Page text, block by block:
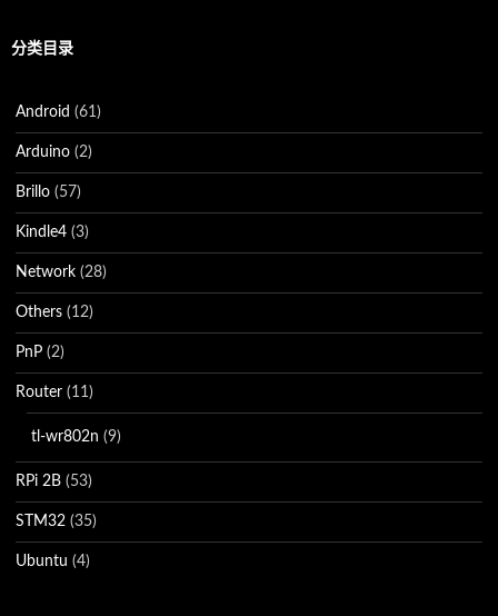
分类目录
Android (61)
Arduino (2)
Brillo (57)
Kindle4 (3)
Network (28)
Others (12)
PnP (2)
Router (11)
tl-wr802n (9)
RPi 2B (53)
STM32 (35)
Ubuntu (4)